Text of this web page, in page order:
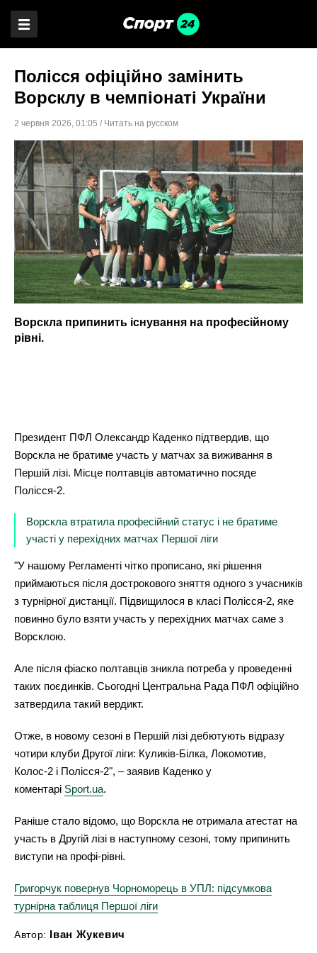
Полісся офіційно замінить
Ворсклу в чемпіонаті України
2 червня 2026, 01:05 / Читать на русском
Ворскла припинить існування на професійному
рівні.
Президент ПФЛ Олександр Каденко підтвердив, що
Ворскла не братиме участь у матчах за виживання в
Першій лізі. Місце полтавців автоматично посяде
Полісся-2.
Ворскла втратила професійний статус і не братиме
участі у перехідних матчах Першої ліги
"У нашому Регламенті чітко прописано, які рішення
приймаються після дострокового зняття одного з учасників
з турнірної дистанції. Підвищилося в класі Полісся-2, яке
повинно було взяти участь у перехідних матчах саме з
Ворсклою.
Але після фіаско полтавців зникла потреба у проведенні
таких поєдинків. Сьогодні Центральна Рада ПФЛ офіційно
затвердила такий вердикт.
Отже, в новому сезоні в Першій лізі дебютують відразу
чотири клуби Другої ліги: Куликів-Білка, Локомотив,
Колос-2 і Полісся-2", – заявив Каденко у
коментарі Sport.ua.
Раніше стало відомо, що Ворскла не отримала атестат на
участь в Другій лізі в наступному сезоні, тому припинить
виступи на профі-рівні.
Григорчук повернув Чорноморець в УПЛ: підсумкова
турнірна таблиця Першої ліги
Автор: Іван Жукевич